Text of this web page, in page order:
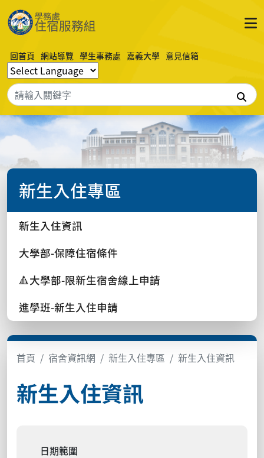
回首頁 網站導覽 學生事務處 嘉義大學 意見信箱
搜尋
新生入住專區
新生入住資訊
大學部-保障住宿條件
🔺大學部-限新生宿舍線上申請
進學班-新生入住申請
首頁 宿舍資訊網 新生入住專區 新生入住資訊
新生入住資訊
日期範圍